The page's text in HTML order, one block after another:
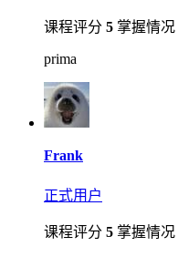
课程评分 5 掌握情况
prima
Frank
正式用户
课程评分 5 掌握情况